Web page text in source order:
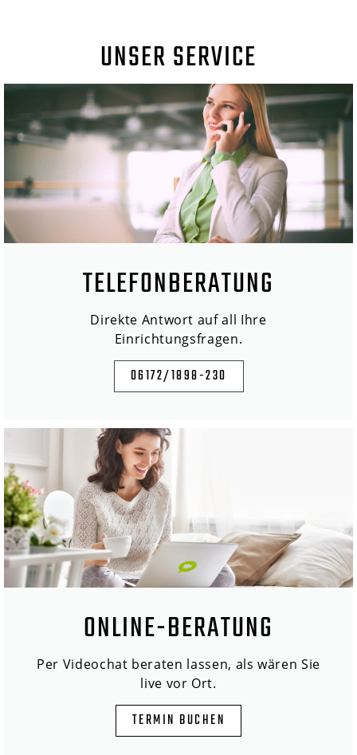
UNSER SERVICE
TELEFONBERATUNG
Direkte Antwort auf all Ihre
Einrichtungsfragen.
06172/1898-230
ONLINE-BERATUNG
Per Videochat beraten lassen, als wären Sie
live vor Ort.
TERMIN BUCHEN